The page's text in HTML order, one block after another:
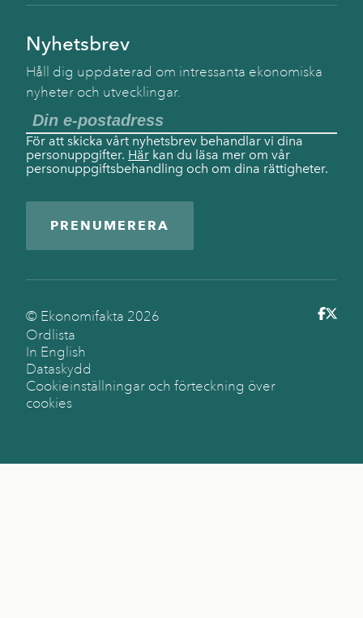
Nyhetsbrev
Håll dig uppdaterad om intressanta ekonomiska
nyheter och utvecklingar.
För att skicka vårt nyhetsbrev behandlar vi dina
personuppgifter. Här kan du läsa mer om vår
personuppgiftsbehandling och om dina rättigheter.
PRENUMERERA
© Ekonomifakta 2026
Ordlista
In English
Dataskydd
Cookieinställningar och förteckning över
cookies